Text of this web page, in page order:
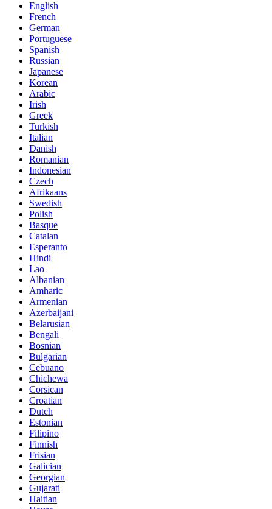
English
French
German
Portuguese
Spanish
Russian
Japanese
Korean
Arabic
Irish
Greek
Turkish
Italian
Danish
Romanian
Indonesian
Czech
Afrikaans
Swedish
Polish
Basque
Catalan
Esperanto
Hindi
Lao
Albanian
Amharic
Armenian
Azerbaijani
Belarusian
Bengali
Bosnian
Bulgarian
Cebuano
Chichewa
Corsican
Croatian
Dutch
Estonian
Filipino
Finnish
Frisian
Galician
Georgian
Gujarati
Haitian